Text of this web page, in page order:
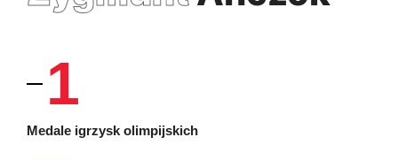
1
Medale igrzysk olimpijskich